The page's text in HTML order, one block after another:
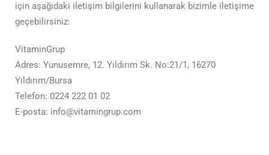
için aşağıdaki iletişim bilgilerini kullanarak bizimle iletişime
geçebilirsiniz:
VitaminGrup
Adres: Yunusemre, 12. Yıldırım Sk. No:21/1, 16270
Yıldırım/Bursa
Telefon: 0224 222 01 02
E-posta: info@vitamingrup.com